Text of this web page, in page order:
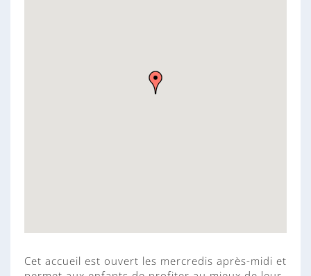
Cet accueil est ouvert les mercredis après-midi et